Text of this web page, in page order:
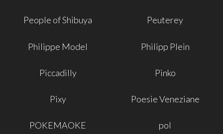
People of Shibuya Peuterey
Philippe Model Philipp Plein
Piccadilly Pinko
Pixy Poesie Veneziane
POKEMAOKE pol